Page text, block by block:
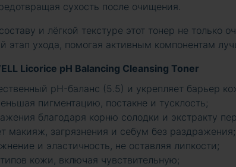
сухость после очищения.
и лёгкой текстуре этот тонер не только
ухода, помогая активным компонентам
Licorice pH Balancing Cleansing Toner
pH-баланс (5.5) и укрепляет барьер
пигментацию, постакне и тусклость;
благодаря корню солодки и экстракту
макияж, загрязнения и себум без раздражения;
и эластичность, не оставляя липкости;
кожи, включая чувствительную;